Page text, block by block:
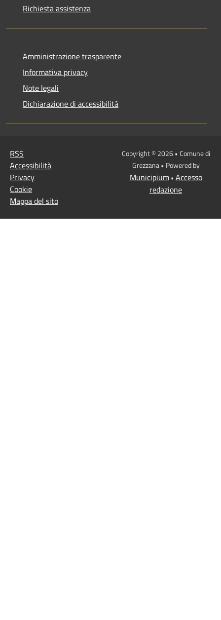
Richiesta assistenza
Amministrazione trasparente
Informativa privacy
Note legali
Dichiarazione di accessibilità
RSS
Accessibilità
Privacy
Cookie
Mappa del sito
Copyright © 2026 • Comune di
Grezzana • Powered by
Municipium• Accesso
redazione